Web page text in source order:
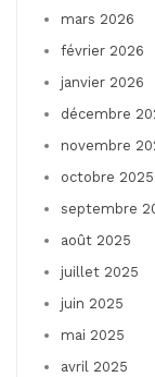
mars 2026
février 2026
janvier 2026
décembre
novembre
octobre 2025
septembre
août 2025
juillet 2025
juin 2025
mai 2025
avril 2025